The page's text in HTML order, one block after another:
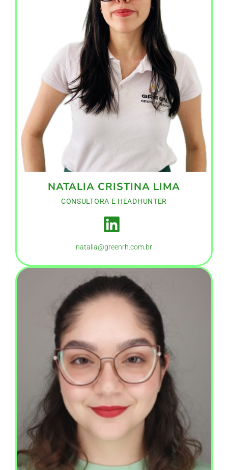
NATALIA CRISTINA LIMA
CONSULTORA E HEADHUNTER
natalia@greenrh.com.br